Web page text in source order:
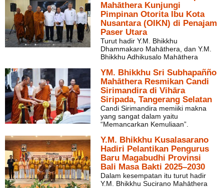
Mahāthera Kunjungi
Pimpinan Otorita Ibu Kota
Nusantara (OIKN) di Penajam
Paser Utara
Turut hadir Y.M. Bhikkhu
Dhammakaro Mahāthera, dan Y.M.
Bhikkhu Adhikusalo Mahāthera
YM. Bhikkhu Sri Subhapañño
Mahāthera Resmikan Candi
Sirimandira di Vihāra
Siripada, Tangerang Selatan
Candi Sirimandira memiiki makna
yang sangat dalam yaitu
“Memancarkan Kemuliaan”.
Y.M. Bhikkhu Kusalasarano
Hadiri Pelantikan Pengurus
Baru Magabudhi Provinsi
Bali Masa Bakti 2025–2030
Dalam kesempatan itu turut hadir
Y.M. Bhikkhu Sucirano Mahāthera